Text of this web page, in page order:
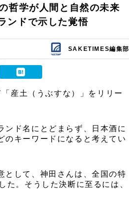
哲学が人間と自然の未来
ンドで示した覚悟
SAKETIMES編集部
産土（うぶすな）」をリリー
ンド名にとどまらず、日本酒に
のキーワードになると考えてい
として、神田さんは、全国の特
た。そうした決断に至るには、